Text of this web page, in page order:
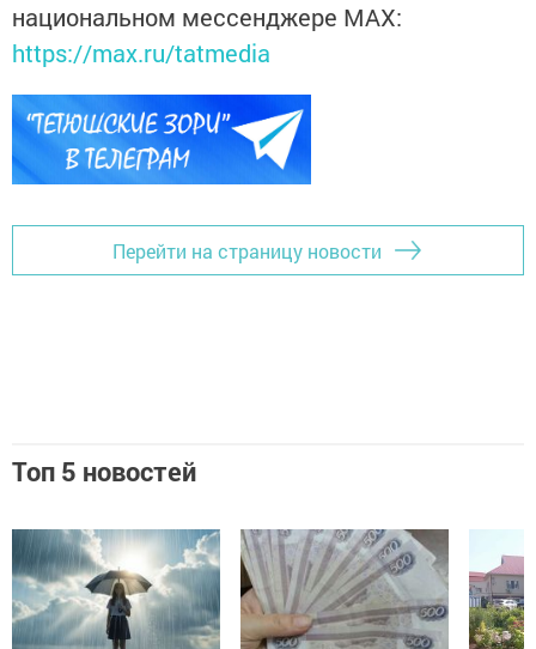
национальном мессенджере MАХ:
https://max.ru/tatmedia
Перейти на страницу новости
Топ 5 новостей